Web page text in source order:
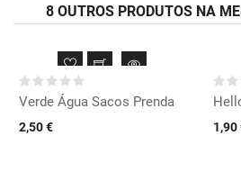
8 OUTROS PRODUTOS NA
Verde Água Sacos Prenda
2,50 € 1,90